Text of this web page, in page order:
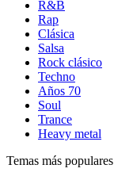
R&B
Rap
Clásica
Salsa
Rock clásico
Techno
Años 70
Soul
Trance
Heavy metal
Temas más populares